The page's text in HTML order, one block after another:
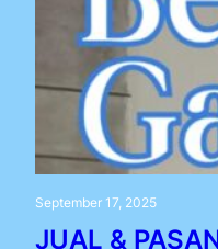
September 17, 2025
JUAL &